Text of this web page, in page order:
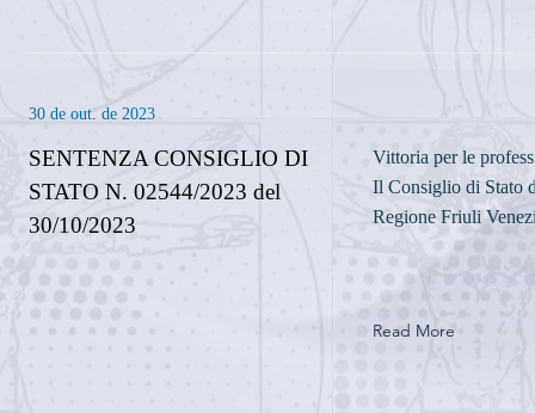
30 de out. de 2023
SENTENZA CONSIGLIO DI
STATO N. 02544/2023 del
30/10/2023
Vittoria per le
Il Consiglio di Stato
Regione Friuli
Read More